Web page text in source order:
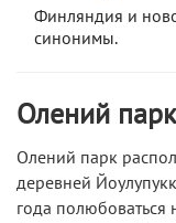
Финляндия и
синонимы.
Олений парк
Олений парк
деревней
года полюбоваться